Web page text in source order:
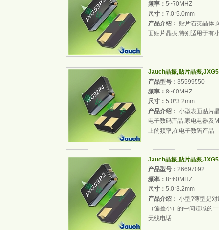
频率： 5~70MHZ
尺寸： 7.0*5.0mm
产品介绍： 贴片石英晶体,
面贴片晶振,特别适用于有
Jauch晶振,贴片晶振
产品型号： 35599550
频率： 8~60MHZ
尺寸： 5.0*3.2mm
产品介绍： 小型表面贴片
电子数码产品,家电电器及
上的频率,在电子数码产品
Jauch晶振,贴片晶振
产品型号： 26697092
频率： 8~60MHZ
尺寸： 5.0*3.2mm
产品介绍： 小型?薄型是
（偏差小）的中间领域的
无线电话